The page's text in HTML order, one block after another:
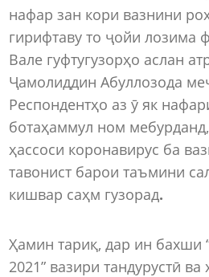
нафар зан кори вазнини
гирифтаву то ҷойи лозима
Вале гуфтугузорҳо аслан
Ҷамолиддин Абуллозода
Респондентҳо аз ӯ як
ботаҳаммул ном
ҳассоси коронавирус ба
тавонист барои таъмини
кишвар саҳм гузорад.
Ҳамин тариқ, дар ин бахши
2021” вазири тандурустӣ